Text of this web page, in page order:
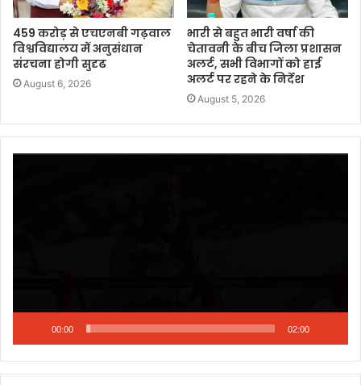
459 करोड़ से एचएनबी गढ़वाल
विश्वविद्यालय में अनुसंधान
संरचना होगी सुदृढ
August 6, 2026
भारी से बहुत भारी वर्षा की
चेतावनी के बीच जिला प्रशासन
अलर्ट, सभी विभागों को हाई
अलर्ट पर रहने के निर्देश
August 5, 2026
00:00 02:00